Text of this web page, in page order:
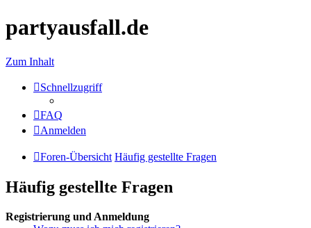
partyausfall.de
Zum Inhalt
Schnellzugriff
FAQ
Anmelden
Foren-Übersicht Häufig gestellte Fragen
Häufig gestellte Fragen
Registrierung und Anmeldung